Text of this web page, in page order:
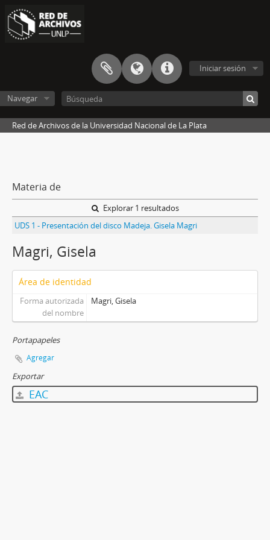
Iniciar sesión
Navegar
Red de Archivos de la Universidad Nacional de La Plata
Materia de
Explorar 1 resultados
UDS 1 - Presentación del disco Madeja. Gisela Magri
Magri, Gisela
Área de identidad
Forma autorizada
del nombre
Magri, Gisela
Portapapeles
Agregar
Exportar
EAC